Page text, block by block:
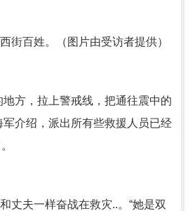
街百姓。（图片由受访者提供）
地方，拉上警戒线，把通往震中的
军介绍，派出所有些救援人员已经
丈夫一样奋战在救灾..。“她是双